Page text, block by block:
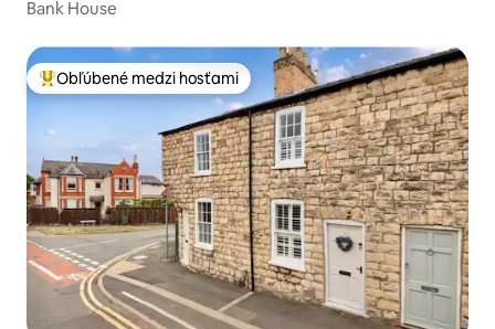
Bank House
Najobľúbenejšie medzi hosťami
Obľúbené medzi hosťami